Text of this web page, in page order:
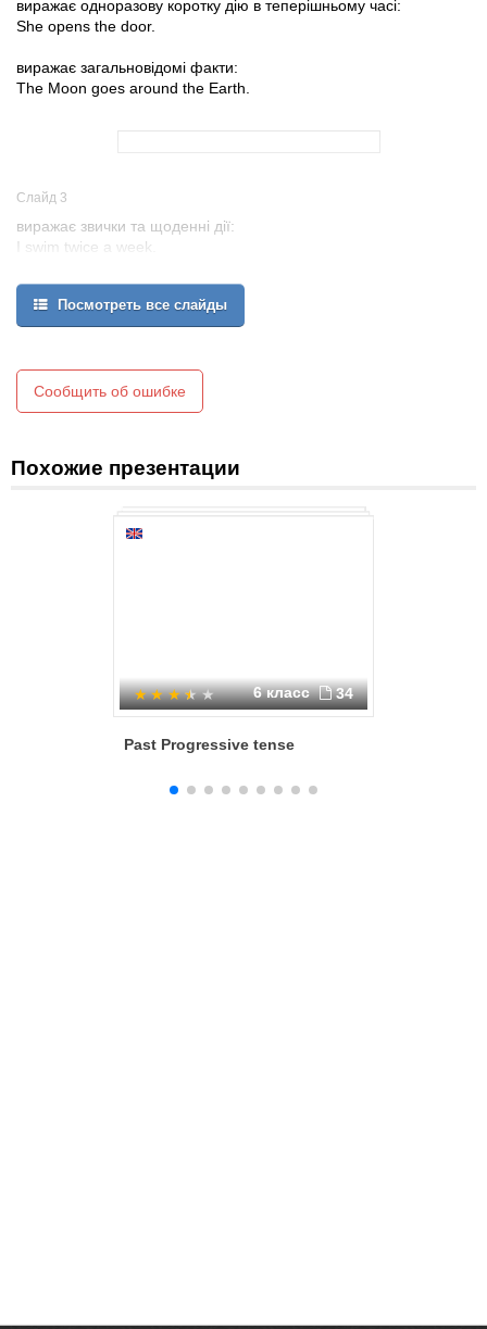
виражає одноразову коротку дію в теперішньому часі:
She opens the door.
виражає загальновідомі факти:
The Moon goes around the Earth.
Слайд 3
виражає звички та щоденні дії:
I swim twice a week.
характеризує підмет (коли ми говоримо про вміння, якості
тощо):
He dances badly.
Посмотреть все слайды
Сообщить об ошибке
Похожие презентации
6 класс 34
Past Progressive tense